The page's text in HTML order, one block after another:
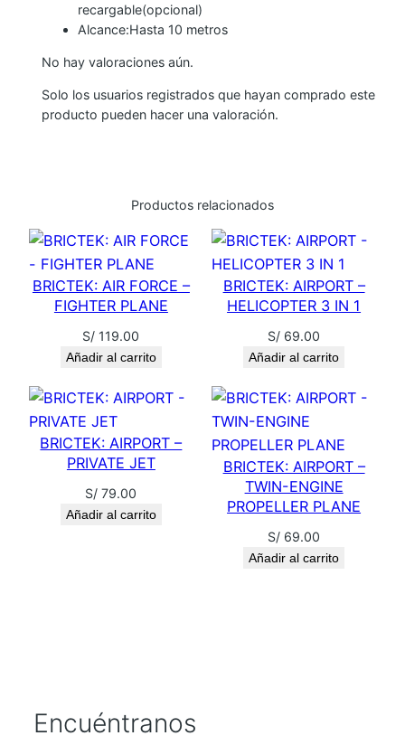
recargable(opcional)
Alcance:Hasta 10 metros
No hay valoraciones aún.
Solo los usuarios registrados que hayan comprado este
producto pueden hacer una valoración.
Productos relacionados
BRICTEK: AIR FORCE –
FIGHTER PLANE
S/ 119.00
Añadir al carrito
BRICTEK: AIRPORT –
HELICOPTER 3 IN 1
S/ 69.00
Añadir al carrito
BRICTEK: AIRPORT –
PRIVATE JET
S/ 79.00
Añadir al carrito
BRICTEK: AIRPORT –
TWIN-ENGINE
PROPELLER PLANE
S/ 69.00
Añadir al carrito
Encuéntranos